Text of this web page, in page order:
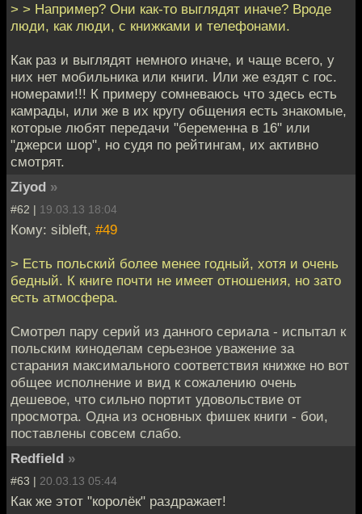
> > Например? Они как-то выглядят иначе? Вроде
люди, как люди, с книжками и телефонами.
Как раз и выглядят немного иначе, и чаще всего, у
них нет мобильника или книги. Или же ездят с гос.
номерами!!! К примеру сомневаюсь что здесь есть
камрады, или же в их кругу общения есть знакомые,
которые любят передачи "беременна в 16" или
"джерси шор", но судя по рейтингам, их активно
смотрят.
Ziyod »
#62 | 19.03.13 18:04
Кому: sibleft, #49
> Есть польский более менее годный, хотя и очень
бедный. К книге почти не имеет отношения, но зато
есть атмосфера.
Смотрел пару серий из данного сериала - испытал к
польским киноделам серьезное уважение за
старания максимального соответствия книжке но вот
общее исполнение и вид к сожалению очень
дешевое, что сильно портит удовольствие от
просмотра. Одна из основных фишек книги - бои,
поставлены совсем слабо.
Redfield »
#63 | 20.03.13 05:44
Как же этот "королёк" раздражает!